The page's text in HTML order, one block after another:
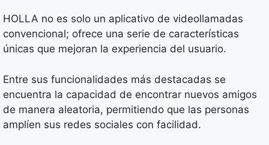
HOLLA no es solo un aplicativo de videollamadas
convencional; ofrece una serie de características
únicas que mejoran la experiencia del usuario.
Entre sus funcionalidades más destacadas se
encuentra la capacidad de encontrar nuevos amigos
de manera aleatoria, permitiendo que las personas
amplíen sus redes sociales con facilidad.